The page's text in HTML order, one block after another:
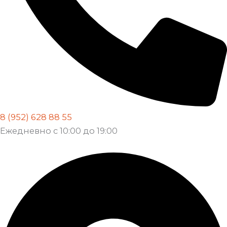
8 (952) 628 88 55
Ежедневно с 10:00 до 19:00